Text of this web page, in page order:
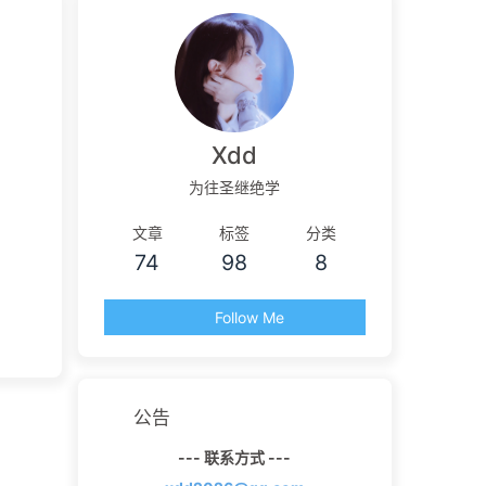
Xdd
为往圣继绝学
文章
74
标签
98
分类
8
Follow Me
公告
--- 联系方式 ---